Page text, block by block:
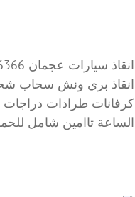
انقاذ بري ونش سحاب
كرفانات طرادات
الساعة تاامين شامل